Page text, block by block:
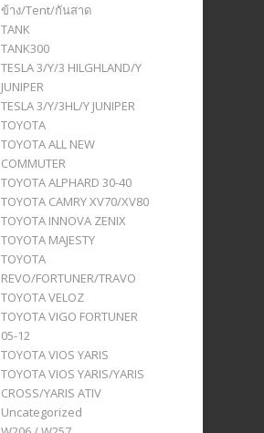
ข้าง/Tent/กันสาด
TANK
TANK300
TESLA 3/Y/3 HILGHLAND/Y
JUNIPER
TESLA 3/Y/3HL/Y JUNIPER
TOYOTA
TOYOTA ALL NEW
COMMUTER
TOYOTA ALPHARD 30-40
TOYOTA CAMRY XV70/XV80
TOYOTA INNOVA ZENIX
TOYOTA MAJESTY
TOYOTA
REVO/FORTUNER/TRAVO
TOYOTA VELOZ
TOYOTA VIGO FORTUNER
05-12
TOYOTA VIOS YARIS
TOYOTA VIOS YARIS/YARIS
CROSS/YARIS ATIV
Uncategorized